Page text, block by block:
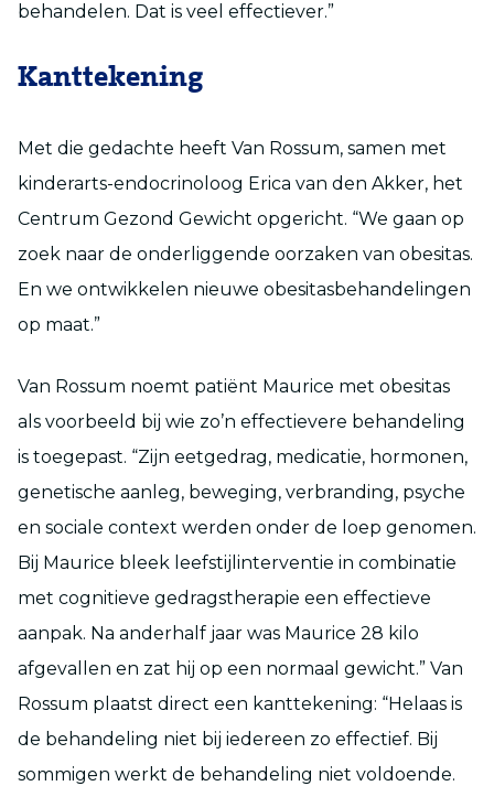
behandelen. Dat is veel effectiever.”
Kanttekening
Met die gedachte heeft Van Rossum, samen met
kinderarts-endocrinoloog Erica van den Akker, het
Centrum Gezond Gewicht opgericht. “We gaan op
zoek naar de onderliggende oorzaken van obesitas.
En we ontwikkelen nieuwe obesitasbehandelingen
op maat.”
Van Rossum noemt patiënt Maurice met obesitas
als voorbeeld bij wie zo’n effectievere behandeling
is toegepast. “Zijn eetgedrag, medicatie, hormonen,
genetische aanleg, beweging, verbranding, psyche
en sociale context werden onder de loep genomen.
Bij Maurice bleek leefstijlinterventie in combinatie
met cognitieve gedragstherapie een effectieve
aanpak. Na anderhalf jaar was Maurice 28 kilo
afgevallen en zat hij op een normaal gewicht.” Van
Rossum plaatst direct een kanttekening: “Helaas is
de behandeling niet bij iedereen zo effectief. Bij
sommigen werkt de behandeling niet voldoende.